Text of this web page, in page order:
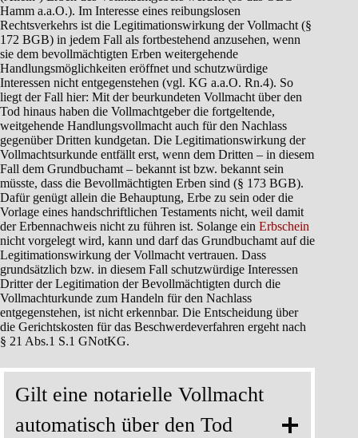
Hamm a.a.O.). Im Interesse eines reibungslosen
Rechtsverkehrs ist die Legitimationswirkung der Vollmacht (§
172 BGB) in jedem Fall als fortbestehend anzusehen, wenn
sie dem bevollmächtigten Erben weitergehende
Handlungsmöglichkeiten eröffnet und schutzwürdige
Interessen nicht entgegenstehen (vgl. KG a.a.O. Rn.4). So
liegt der Fall hier: Mit der beurkundeten Vollmacht über den
Tod hinaus haben die Vollmachtgeber die fortgeltende,
weitgehende Handlungsvollmacht auch für den Nachlass
gegenüber Dritten kundgetan. Die Legitimationswirkung der
Vollmachtsurkunde entfällt erst, wenn dem Dritten – in diesem
Fall dem Grundbuchamt – bekannt ist bzw. bekannt sein
müsste, dass die Bevollmächtigten Erben sind (§ 173 BGB).
Dafür genügt allein die Behauptung, Erbe zu sein oder die
Vorlage eines handschriftlichen Testaments nicht, weil damit
der Erbennachweis nicht zu führen ist. Solange ein Erbschein
nicht vorgelegt wird, kann und darf das Grundbuchamt auf die
Legitimationswirkung der Vollmacht vertrauen. Dass
grundsätzlich bzw. in diesem Fall schutzwürdige Interessen
Dritter der Legitimation der Bevollmächtigten durch die
Vollmachturkunde zum Handeln für den Nachlass
entgegenstehen, ist nicht erkennbar. Die Entscheidung über
die Gerichtskosten für das Beschwerdeverfahren ergeht nach
§ 21 Abs.1 S.1 GNotKG.
Gilt eine notarielle Vollmacht
automatisch über den Tod